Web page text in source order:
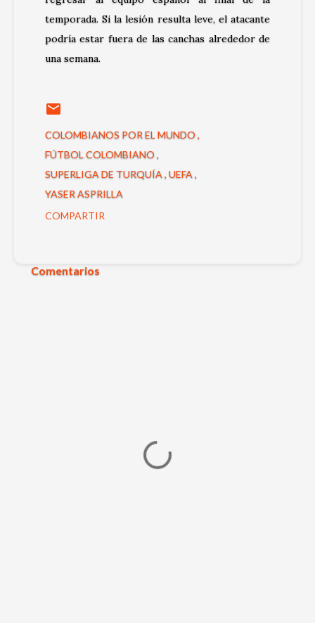
temporada. Si la lesión resulta leve, el atacante
podría estar fuera de las canchas alrededor de
una semana.
COLOMBIANOS POR EL MUNDO
FÚTBOL COLOMBIANO
SUPERLIGA DE TURQUÍA UEFA
YASER ASPRILLA
COMPARTIR
Comentarios